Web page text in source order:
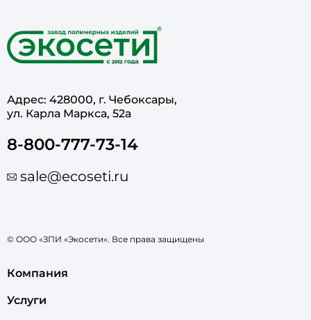
Адрес: 428000, г. Чебоксары,
ул. Карла Маркса, 52а
8-800-777-73-14
sale@ecoseti.ru
© ООО «ЗПИ «Экосети». Все права защищены
Компания
Услуги